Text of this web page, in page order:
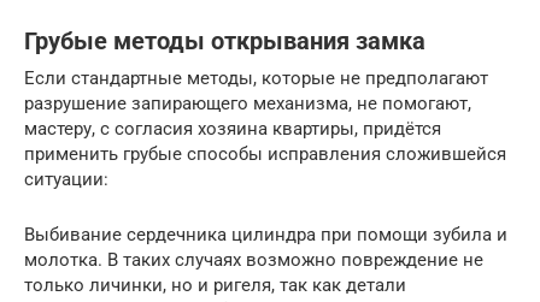
Грубые методы открывания замка
Если стандартные методы, которые не предполагают
разрушение запирающего механизма, не помогают,
мастеру, с согласия хозяина квартиры, придётся
применить грубые способы исправления сложившейся
ситуации:
Выбивание сердечника цилиндра при помощи зубила и
молотка. В таких случаях возможно повреждение не
только личинки, но и ригеля, так как детали